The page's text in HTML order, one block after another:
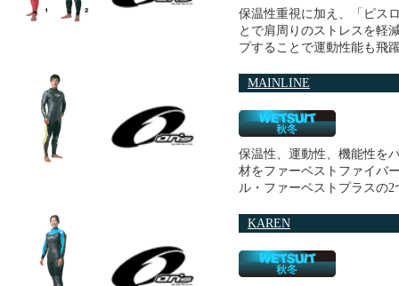
保温性重視に加え、「ピス
とで肩周りのストレスを軽
プすることで運動性能も飛
MAINLINE
保温性、運動性、機能性を
材をファーベストファイバ
ル・ファーベストプラスの
KAREN